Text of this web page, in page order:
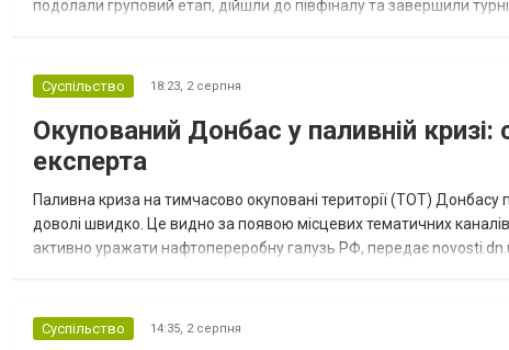
подолали груповий етап, дійшли до півфіналу та завершили
Суспільство 18:23, 2 серпня
Окупований Донбас у паливній кризі:
експерта
Паливна криза на тимчасово окуповані території (ТОТ) Донбасу
доволі швидко. Це видно за появою місцевих тематичних
активно уражати нафтопереробну галузь РФ, передає
Суспільство 14:35, 2 серпня